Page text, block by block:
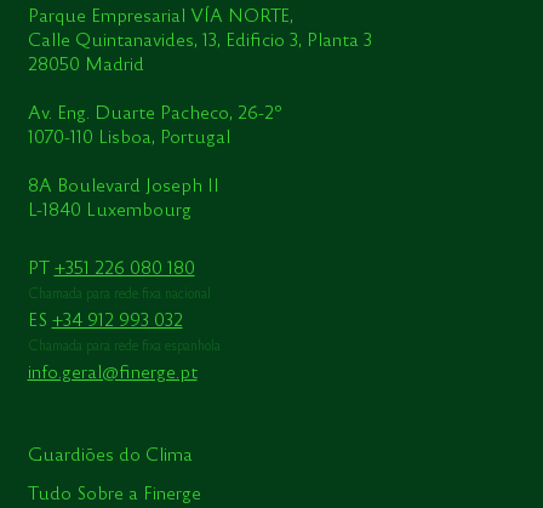
Parque Empresarial VÍA NORTE,
Calle Quintanavides, 13, Edificio 3, Planta 3
28050 Madrid
Av. Eng. Duarte Pacheco, 26-2º
1070-110 Lisboa, Portugal
8A Boulevard Joseph II
L-1840 Luxembourg
PT +351 226 080 180
Chamada para rede fixa nacional
ES +34 912 993 032
Chamada para rede fixa espanhola
info.geral@finerge.pt
Guardiões do Clima
Tudo Sobre a Finerge